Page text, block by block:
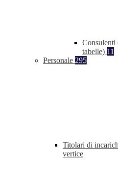
Consulenti
tabelle) 11
Personale 295
Titolari di
vertice